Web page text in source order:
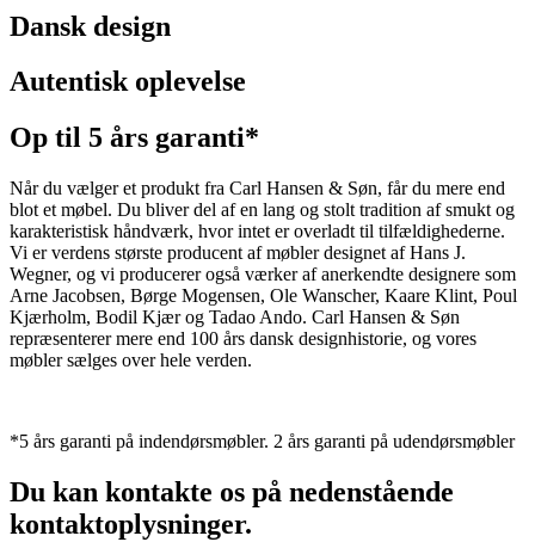
Dansk design
Autentisk oplevelse
Op til 5 års garanti*
Når du vælger et produkt fra Carl Hansen & Søn, får du mere end
blot et møbel. Du bliver del af en lang og stolt tradition af smukt og
karakteristisk håndværk, hvor intet er overladt til tilfældighederne.
Vi er verdens største producent af møbler designet af Hans J.
Wegner, og vi producerer også værker af anerkendte designere som
Arne Jacobsen, Børge Mogensen, Ole Wanscher, Kaare Klint, Poul
Kjærholm, Bodil Kjær og Tadao Ando. Carl Hansen & Søn
repræsenterer mere end 100 års dansk designhistorie, og vores
møbler sælges over hele verden.
*5 års garanti på indendørsmøbler. 2 års garanti på udendørsmøbler
Du kan kontakte os på nedenstående
kontaktoplysninger.